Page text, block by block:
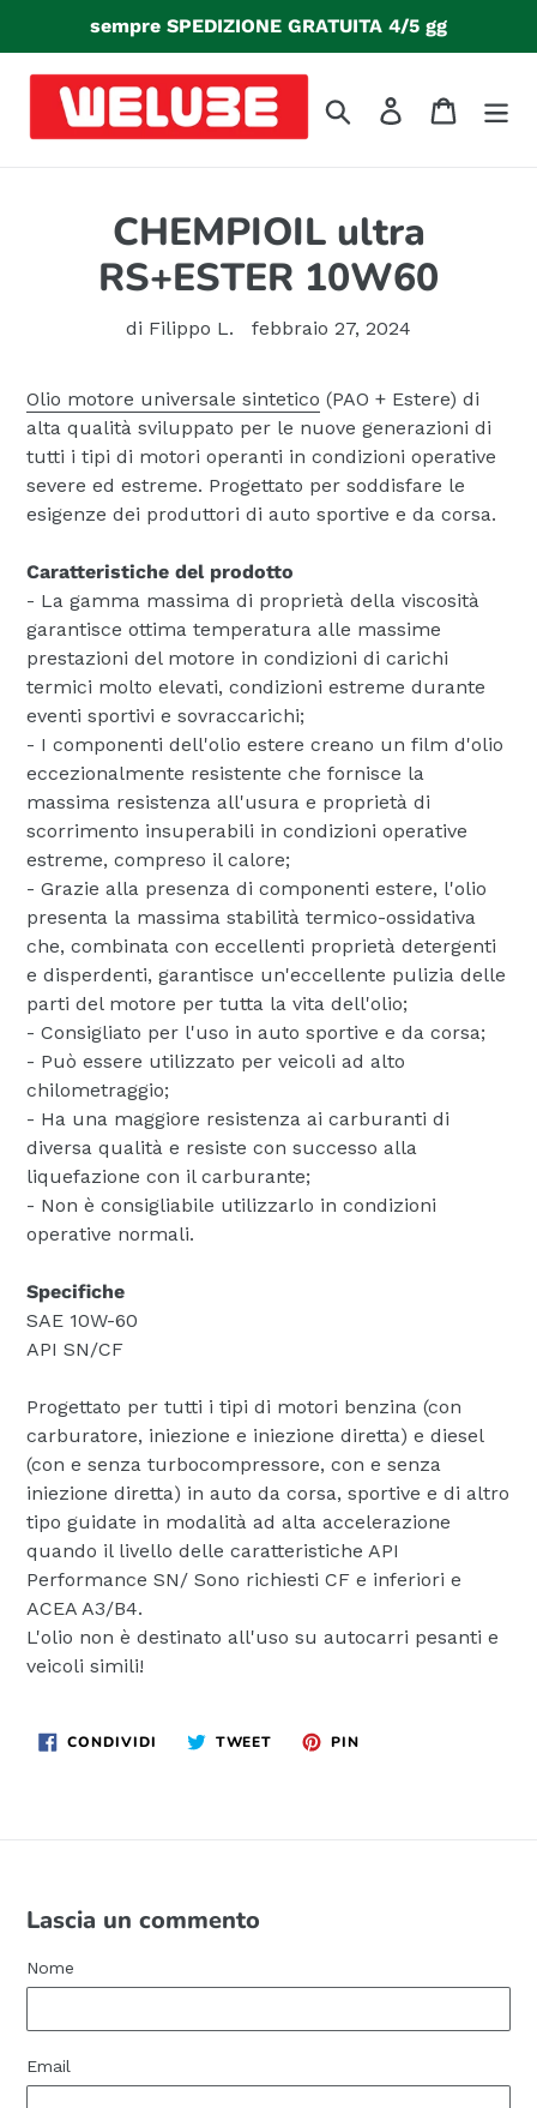
direttamente
contenuti
sempre SPEDIZIONE GRATUITA 4/5 gg
Cerca Accedi Carrello
CHEMPIOIL ultra
RS+ESTER 10W60
di Filippo L. febbraio 27, 2024
Olio motore universale sintetico (PAO + Estere) di
alta qualità sviluppato per le nuove generazioni di
tutti i tipi di motori operanti in condizioni operative
severe ed estreme. Progettato per soddisfare le
esigenze dei produttori di auto sportive e da corsa.
Caratteristiche del prodotto
- La gamma massima di proprietà della viscosità
garantisce ottima temperatura alle massime
prestazioni del motore in condizioni di carichi
termici molto elevati, condizioni estreme durante
eventi sportivi e sovraccarichi;
- I componenti dell'olio estere creano un film d'olio
eccezionalmente resistente che fornisce la
massima resistenza all'usura e proprietà di
scorrimento insuperabili in condizioni operative
estreme, compreso il calore;
- Grazie alla presenza di componenti estere, l'olio
presenta la massima stabilità termico-ossidativa
che, combinata con eccellenti proprietà detergenti
e disperdenti, garantisce un'eccellente pulizia delle
parti del motore per tutta la vita dell'olio;
- Consigliato per l'uso in auto sportive e da corsa;
- Può essere utilizzato per veicoli ad alto
chilometraggio;
- Ha una maggiore resistenza ai carburanti di
diversa qualità e resiste con successo alla
liquefazione con il carburante;
- Non è consigliabile utilizzarlo in condizioni
operative normali.
Specifiche
SAE 10W-60
API SN/CF
Progettato per tutti i tipi di motori benzina (con
carburatore, iniezione e iniezione diretta) e diesel
(con e senza turbocompressore, con e senza
iniezione diretta) in auto da corsa, sportive e di altro
tipo guidate in modalità ad alta accelerazione
quando il livello delle caratteristiche API
Performance SN/ Sono richiesti CF e inferiori e
ACEA A3/B4.
L'olio non è destinato all'uso su autocarri pesanti e
veicoli simili!
CONDIVIDI CONDIVIDITWEET TWITTAPIN
Lascia un commento
Nome
Email